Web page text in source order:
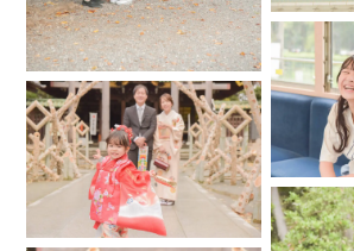
.
＊祝詞をあげている最中は大切な時間の
しません。ご了承ください。
.
＊祝い着を含む、小物などのレンタルに
ん。
.
＊色や明るさなど、レタッチのご希望に
ご了承ください。